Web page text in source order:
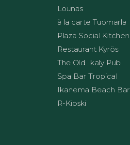
Lounas
à la carte Tuomarla
Plaza Social Kitchen
Restaurant Kyrös
The Old Ikaly Pub
Spa Bar Tropical
Ikanema Beach Bar
R-Kioski